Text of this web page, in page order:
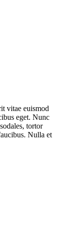
vitae euismod
eget. Nunc
tortor
Nulla et